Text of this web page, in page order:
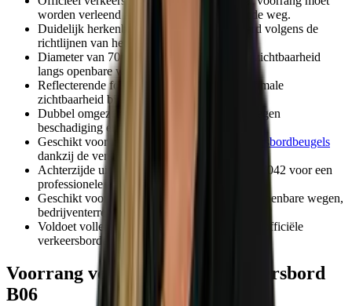
worden verleend aan verkeer op de kruisende weg.
Duidelijk herkenbaar voorrang verlenen bord volgens de
richtlijnen van het RVV.
Diameter van 70 cm zorgt voor uitstekende zichtbaarheid
langs openbare wegen.
Reflecterende folie klasse 2/3 garandeert optimale
zichtbaarheid bij dag en nacht.
Dubbel omgezette rand beschermt het bord tegen
beschadiging en vervorming.
Geschikt voor montage met
standaard verkeersbordbeugels
dankzij de verstevigde rand.
Achterzijde uitgevoerd in verkeersgrijs RAL 7042 voor een
professionele afwerking.
Geschikt voor toepassing bij kruispunten op openbare wegen,
bedrijventerreinen en parkeerlocaties.
Voldoet volledig aan de wettelijke eisen voor officiële
verkeersborden binnen Nederland.
Voorrang verlenen bord - verkeersbord
B06